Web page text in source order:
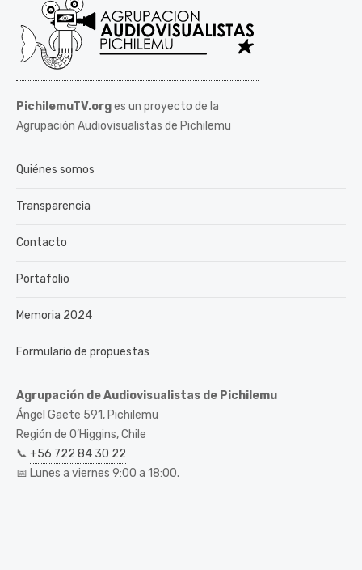
PichilemuTV.orges un proyecto de la
Agrupación Audiovisualistas de Pichilemu
Quiénes somos
Transparencia
Contacto
Portafolio
Memoria 2024
Formulario de propuestas
Agrupación de Audiovisualistas de Pichilemu
Ángel Gaete 591, Pichilemu
Región de O’Higgins, Chile
📞 +56 722 84 30 22
📅 Lunes a viernes 9:00 a 18:00.